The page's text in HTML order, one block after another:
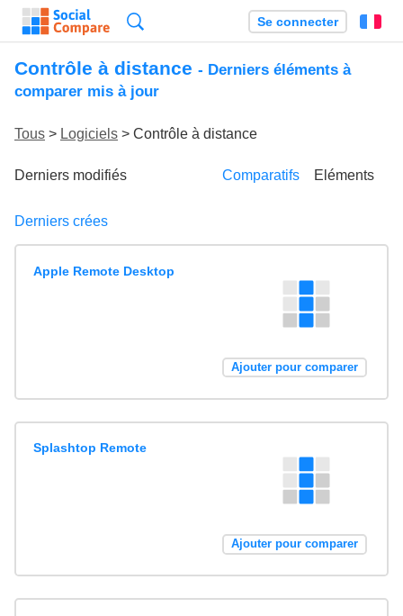
Se connecter
Contrôle à distance - Derniers éléments à
comparer mis à jour
Tous > Logiciels > Contrôle à distance
Derniers modifiés
Derniers crées
Comparatifs Eléments
Apple Remote Desktop
Ajouter pour comparer
Splashtop Remote
Ajouter pour comparer